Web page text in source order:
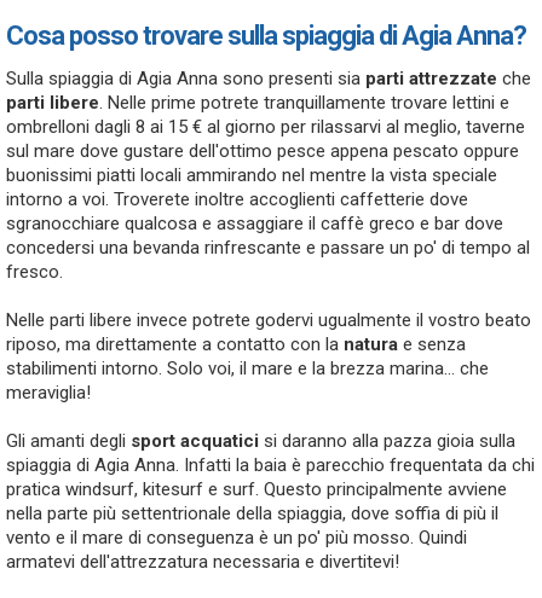
Cosa posso trovare sulla spiaggia di Agia Anna?
Sulla spiaggia di Agia Anna sono presenti sia parti attrezzate che
parti libere. Nelle prime potrete tranquillamente trovare lettini e
ombrelloni dagli 8 ai 15 € al giorno per rilassarvi al meglio, taverne
sul mare dove gustare dell'ottimo pesce appena pescato oppure
buonissimi piatti locali ammirando nel mentre la vista speciale
intorno a voi. Troverete inoltre accoglienti caffetterie dove
sgranocchiare qualcosa e assaggiare il caffè greco e bar dove
concedersi una bevanda rinfrescante e passare un po' di tempo al
fresco.
Nelle parti libere invece potrete godervi ugualmente il vostro beato
riposo, ma direttamente a contatto con la natura e senza
stabilimenti intorno. Solo voi, il mare e la brezza marina... che
meraviglia!
Gli amanti degli sport acquatici si daranno alla pazza gioia sulla
spiaggia di Agia Anna. Infatti la baia è parecchio frequentata da chi
pratica windsurf, kitesurf e surf. Questo principalmente avviene
nella parte più settentrionale della spiaggia, dove soffia di più il
vento e il mare di conseguenza è un po' più mosso. Quindi
armatevi dell'attrezzatura necessaria e divertitevi!